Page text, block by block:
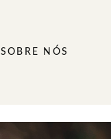
SOBRE NÓS